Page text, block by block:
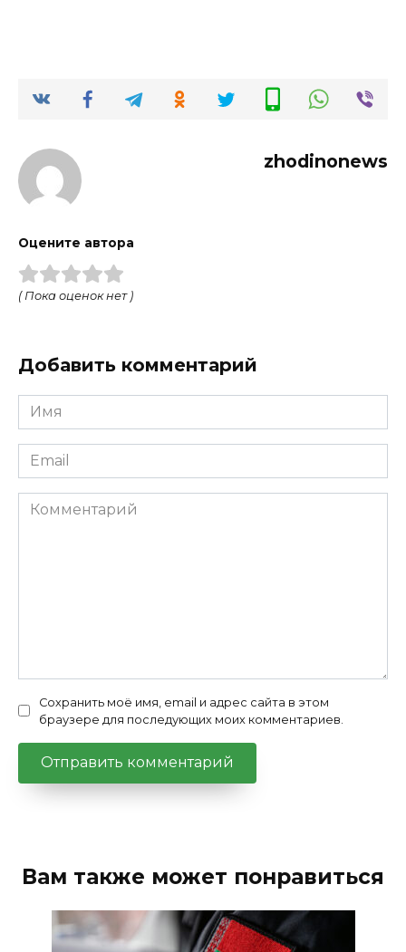
zhodinonews
Оцените автора
( Пока оценок нет )
Добавить комментарий
Имя
*
Email
*
Комментарий
Сохранить моё имя, email и адрес сайта в этом
браузере для последующих моих комментариев.
Вам также может понравиться